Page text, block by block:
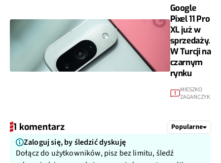
Google
Pixel 11 Pro
XL już w
sprzedaży.
W Turcji na
czarnym
rynku
1
MIESZKO
ZAGAŃCZYK
1 komentarz Popularne
Zaloguj się, by śledzić dyskuję
Dołącz do użytkowników, pisz bez limitu, śledź